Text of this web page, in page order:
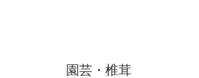
園芸・椎茸